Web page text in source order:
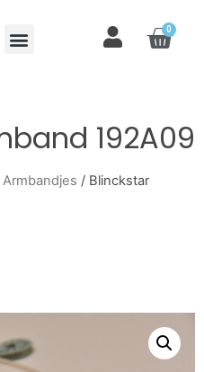
0
192A09
Armbandjes / Blinckstar